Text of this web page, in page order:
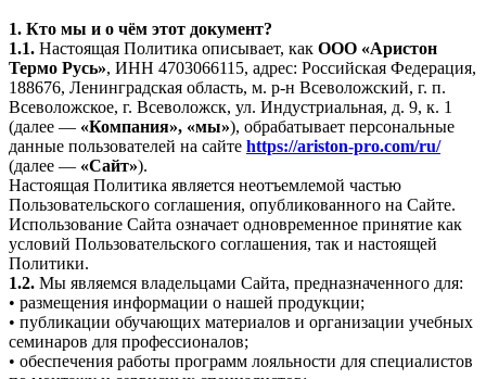
1. Кто мы и о чём этот документ?
1.1. Настоящая Политика описывает, как ООО «Аристон
Термо Русь», ИНН 4703066115, адрес: Российская Федерация,
188676, Ленинградская область, м. р-н Всеволожский, г. п.
Всеволожское, г. Всеволожск, ул. Индустриальная, д. 9, к. 1
(далее — «Компания», «мы»), обрабатывает персональные
данные пользователей на сайте https://ariston-pro.com/ru/
(далее — «Сайт»).
Настоящая Политика является неотъемлемой частью
Пользовательского соглашения, опубликованного на Сайте.
Использование Сайта означает одновременное принятие как
условий Пользовательского соглашения, так и настоящей
Политики.
1.2. Мы являемся владельцами Сайта, предназначенного для:
• размещения информации о нашей продукции;
• публикации обучающих материалов и организации учебных
семинаров для профессионалов;
• обеспечения работы программ лояльности для специалистов